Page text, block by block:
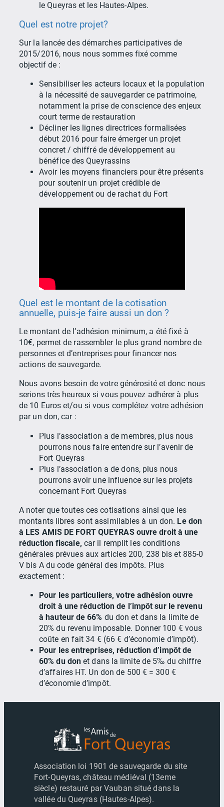
le Queyras et les Hautes-Alpes.
Quel est notre projet?
Sur la lancée des démarches participatives de
2015/2016, nous nous sommes fixé comme
objectif de :
Sensibiliser les acteurs locaux et la population
à la nécessité de sauvegarder ce patrimoine,
notamment la prise de conscience des enjeux
court terme de restauration
Décliner les lignes directrices formalisées
début 2016 pour faire émerger un projet
concret / chiffré de développement au
bénéfice des Queyrassins
Avoir les moyens financiers pour être présents
pour soutenir un projet crédible de
développement ou de rachat du Fort
Quel est le montant de la cotisation
annuelle, puis-je faire aussi un don ?
Le montant de l’adhésion minimum, a été fixé à
10€, permet de rassembler le plus grand nombre de
personnes et d’entreprises pour financer nos
actions de sauvegarde.
Nous avons besoin de votre générosité et donc nous
serions très heureux si vous pouvez adhérer à plus
de 10 Euros et/ou si vous complétez votre adhésion
par un don, car :
Plus l’association a de membres, plus nous
pourrons nous faire entendre sur l’avenir de
Fort Queyras
Plus l’association a de dons, plus nous
pourrons avoir une influence sur les projets
concernant Fort Queyras
A noter que toutes ces cotisations ainsi que les
montants libres sont assimilables à un don. Le don
à LES AMIS DE FORT QUEYRAS ouvre droit à une
réduction fiscale, car il remplit les conditions
générales prévues aux articles 200, 238 bis et 885-0
V bis A du code général des impôts. Plus
exactement :
Pour les particuliers, votre adhésion ouvre
droit à une réduction de l’impôt sur le revenu
à hauteur de 66% du don et dans la limite de
20% du revenu imposable. Donner 100 € vous
coûte en fait 34 € (66 € d’économie d’impôt).
Pour les entreprises, réduction d’impôt de
60% du don et dans la limite de 5‰ du chiffre
d’affaires HT. Un don de 500 € = 300 €
d’économie d’impôt.
Association loi 1901 de sauvegarde du site
Fort-Queyras, château médiéval (13eme
siècle) restauré par Vauban situé dans la
vallée du Queyras (Hautes-Alpes).